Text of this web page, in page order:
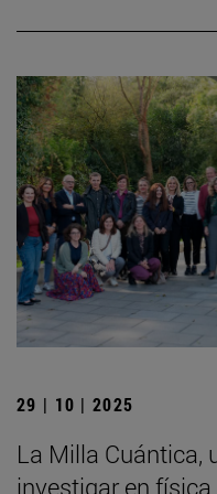
29 | 10 | 2025
La Milla Cuántica,
investigar en